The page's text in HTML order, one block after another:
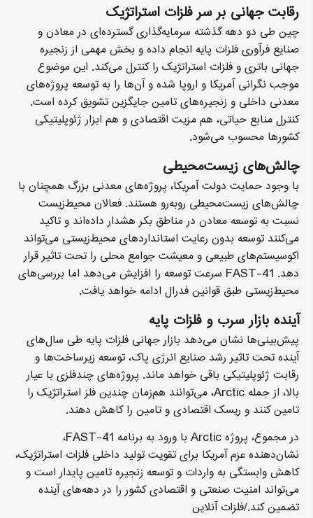
رقابت جهانی بر سر فلزات استراتژیک
چین طی دو دهه گذشته سرمایه‌گذاری گسترده‌ای در معادن و
صنایع فرآوری فلزات پایه انجام داده و بخش مهمی از زنجیره
جهانی باتری و فلزات استراتژیک را کنترل می‌کند. این موضوع
موجب نگرانی آمریکا و اروپا شده و آن‌ها را به توسعه پروژه‌های
معدنی داخلی و زنجیره‌های تامین جایگزین تشویق کرده است.
کنترل منابع حیاتی، هم مزیت اقتصادی و هم ابزار ژئوپلیتیکی
کشورها محسوب می‌شود.
چالش‌های زیست‌محیطی
با وجود حمایت دولت آمریکا، پروژه‌های معدنی بزرگ همچنان با
چالش‌های زیست‌محیطی روبه‌رو هستند. فعالان محیط‌زیست
نسبت به توسعه معادن در مناطق بکر هشدار داده‌اند و تاکید
می‌کنند توسعه بدون رعایت استانداردهای محیط‌زیستی می‌تواند
اکوسیستم‌های طبیعی و معیشت جوامع محلی را تحت تاثیر قرار
دهد. FAST-41 سرعت توسعه را افزایش می‌دهد اما بررسی‌های
محیط‌زیستی طبق قوانین فدرال ادامه خواهد یافت.
آینده بازار سرب و فلزات پایه
پیش‌بینی‌ها نشان می‌دهد بازار جهانی فلزات پایه طی سال‌های
آینده تحت تاثیر رشد صنایع انرژی پاک، توسعه زیرساخت‌ها و
رقابت ژئوپلیتیکی باقی خواهد ماند. پروژه‌های چندفلزی با عیار
بالا، از جمله Arctic، می‌توانند هم‌زمان چندین فلز استراتژیک را
تامین کنند و ریسک اقتصادی و تامین را کاهش دهند.
در مجموع، پروژه Arctic با ورود به برنامه FAST-41،
نشان‌دهنده عزم آمریکا برای تقویت تولید داخلی فلزات استراتژیک،
کاهش وابستگی به واردات و توسعه زنجیره تامین پایدار است و
می‌تواند امنیت صنعتی و اقتصادی کشور را در دهه‌های آینده
تضمین کند./فلزات آنلاین